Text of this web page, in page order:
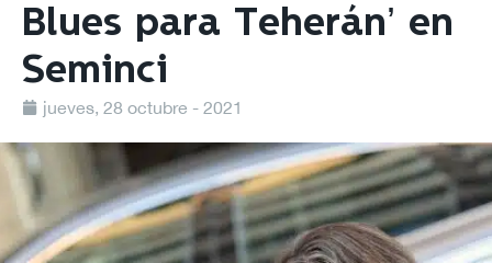
Blues para Teherán’ en
Seminci
jueves, 28 octubre - 2021